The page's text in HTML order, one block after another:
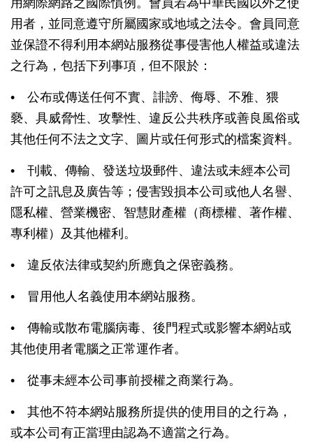
用網際網路之國際慣例。會員若為中華民國以外之使
用者，並同意遵守所屬國家或地域之法令。會員同意
並保證不得利用本網站服務從事侵害他人權益或違法
之行為，包括下列事項，但不限於：
• 公布或傳送任何不實、誹謗、侮辱、不雅、猥
褻、具威脅性、攻擊性、違反公共秩序或善良風俗或
其他任何不法之文字、圖片或任何形式的檔案資料。
• 刊載、傳輸、發送垃圾郵件、違法或未經本公司
許可之訊息及廣告等；侵害毀損本公司或他人名譽、
隱私權、營業機密、智慧財產權（商標權、著作權、
專利權）及其他權利。
• 違反依法律或契約所應負之保密義務。
• 冒用他人名義使用本網站服務。
• 傳輸或散布電腦病毒、後門程式或影響本網站或
其他使用者電腦之正常運作者。
• 從事未經本公司事前授權之商業行為。
• 其他不符本網站服務所提供的使用目的之行為，
或本公司有正當理由認為不適當之行為。